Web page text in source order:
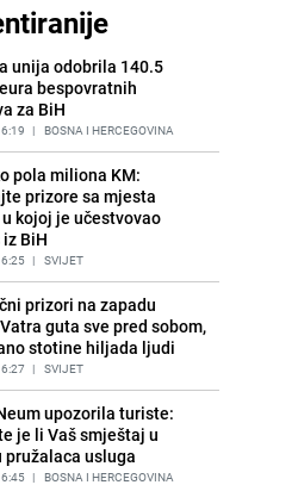
od skoro tri metra koju su
iz mora
| SVIJET
napravili požar u
u Istri, vlasniku se
srednji prst
| REGIJA
staklo od tuš-kabina:
savjeti za očuvanje
| ŽIVOT I STIL
bez hemikalija:
dijeli savjete
| ŽIVOT I STIL
istrage: Ruske službe
uzrok tragedije bh.
na Elbrusu
| SVIJET
unija odobrila 140.5
bespovratnih
za BiH
| BOSNA I HERCEGOVINA
pola miliona KM:
prizore sa mjesta
kojoj je učestvovao
BiH
| SVIJET
prizori na zapadu
guta sve pred sobom,
stotine hiljada ljudi
| SVIJET
upozorila turiste:
je li Vaš smještaj u
pružalaca usluga
| BOSNA I HERCEGOVINA